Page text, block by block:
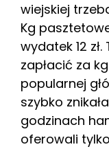
wiejskiej
Kg
wydatek 12
zapłacić za
popularnej
szybko
godzinach
oferowali